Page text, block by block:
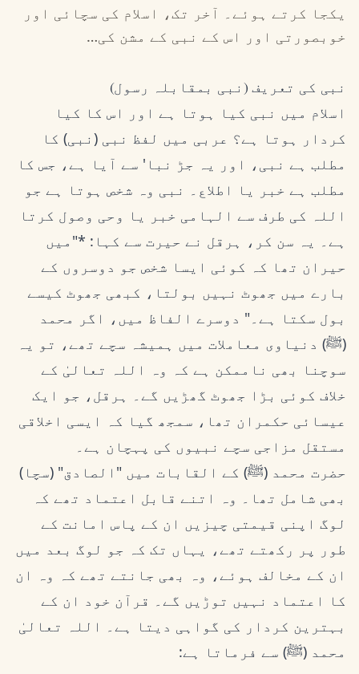
یکجا کرتے ہوئے۔ آخر تک، اسلام کی سچائی اور
خوبصورتی اور اس کے نبی کے مشن کی…
نبی کی تعریف (نبی بمقابلہ رسول)
اسلام میں نبی کیا ہوتا ہے اور اس کا کیا
کردار ہوتا ہے؟ عربی میں لفظ نبی (نبی) کا
مطلب ہے نبی، اور یہ جڑ نبا' سے آیا ہے، جس کا
مطلب ہے خبر یا اطلاع۔ نبی وہ شخص ہوتا ہے جو
اللہ کی طرف سے الہامی خبر یا وحی وصول کرتا
ہے۔ یہ سن کر، ہرقل نے حیرت سے کہا: *"میں
حیران تھا کہ کوئی ایسا شخص جو دوسروں کے
بارے میں جھوٹ نہیں بولتا، کبھی جھوٹ کیسے
بول سکتا ہے۔" دوسرے الفاظ میں، اگر محمد
(ﷺ) دنیاوی معاملات میں ہمیشہ سچے تھے، تو یہ
سوچنا بھی ناممکن ہے کہ وہ اللہ تعالیٰ کے
خلاف کوئی بڑا جھوٹ گھڑیں گے۔ ہرقل، جو ایک
عیسائی حکمران تھا، سمجھ گیا کہ ایسی اخلاقی
مستقل مزاجی سچے نبیوں کی پہچان ہے۔
حضرت محمد (ﷺ) کے القابات میں "الصادق" (سچا)
بھی شامل تھا۔ وہ اتنے قابل اعتماد تھے کہ
لوگ اپنی قیمتی چیزیں ان کے پاس امانت کے
طور پر رکھتے تھے، یہاں تک کہ جو لوگ بعد میں
ان کے مخالف ہوئے، وہ بھی جانتے تھے کہ وہ ان
کا اعتماد نہیں توڑیں گے۔ قرآن خود ان کے
بہترین کردار کی گواہی دیتا ہے۔ اللہ تعالیٰ
محمد (ﷺ) سے فرماتا ہے: